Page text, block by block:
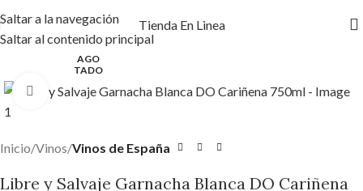
Saltar a la navegación
Saltar al contenido principal
Tienda En Linea
AGO
TADO
Haga clic para ampliar
Inicio Vinos Vinos de España
Libre y Salvaje Garnacha Blanca DO Cariñena